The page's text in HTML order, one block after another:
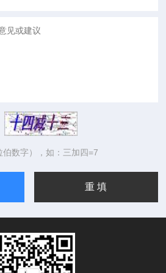
数字），如：三加四=7